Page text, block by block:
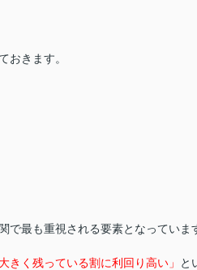
おきます。
最も重視される要素となっていま
きく残っている割に利回り高い」
と